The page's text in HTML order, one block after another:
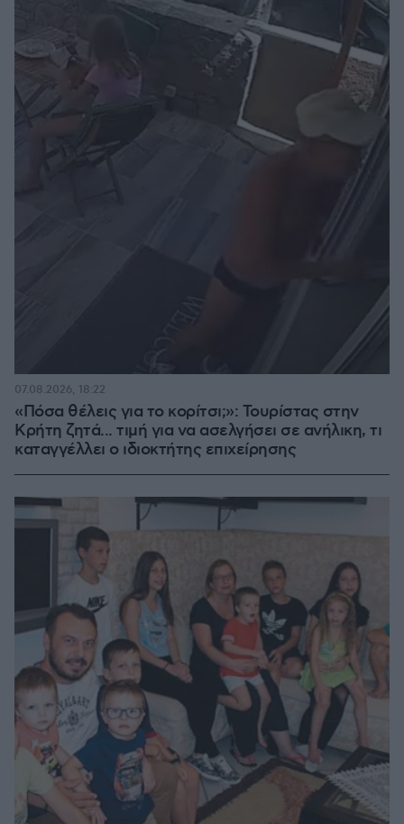
«Πόσα θέλεις για το κορίτσι;»: Τουρίστας στην
Κρήτη ζητά... τιμή για να ασελγήσει σε ανήλικη, τι
καταγγέλλει ο ιδιοκτήτης επιχείρησης
07.08.2026, 18:22